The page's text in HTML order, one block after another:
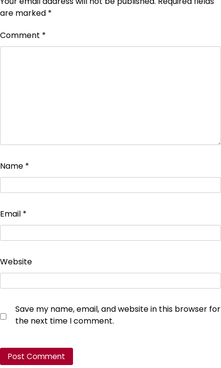
are marked *
Comment *
Name *
Email *
Website
Save my name, email, and website in this browser for
the next time I comment.